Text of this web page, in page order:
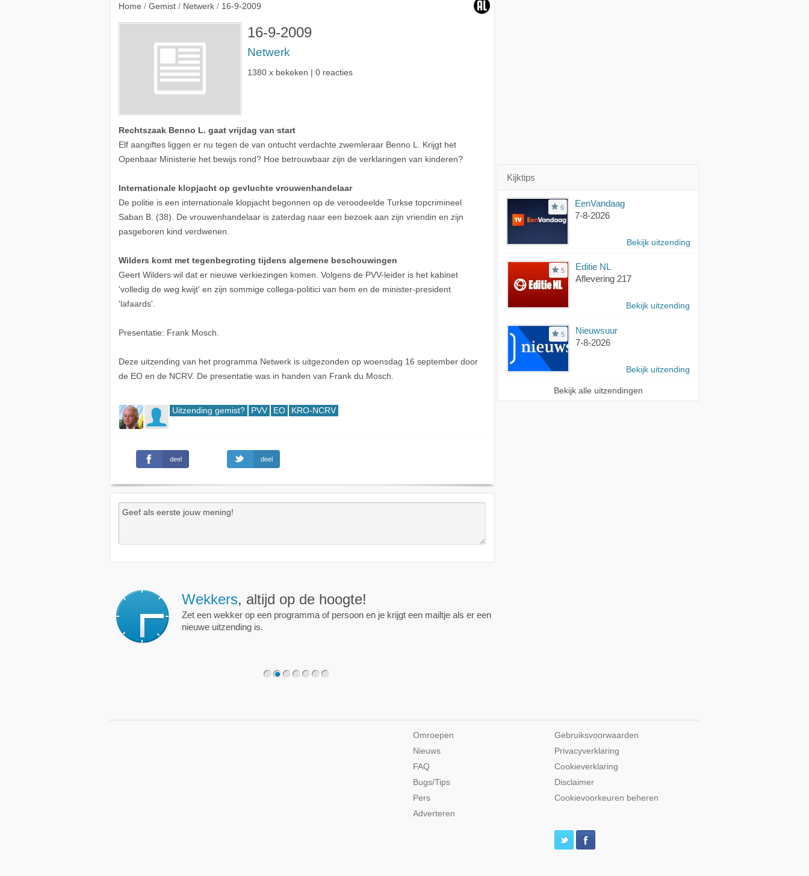
Home / Gemist / Netwerk / 16-9-2009
16-9-2009
Netwerk
1380 x bekeken | 0 reacties
Rechtszaak Benno L. gaat vrijdag van start
Elf aangiftes liggen er nu tegen de van ontucht verdachte zwemleraar Benno L. Krijgt het
Openbaar Ministerie het bewijs rond? Hoe betrouwbaar zijn de verklaringen van kinderen?
Internationale klopjacht op gevluchte vrouwenhandelaar
De politie is een internationale klopjacht begonnen op de veroodeelde Turkse topcrimineel
Saban B. (38). De vrouwenhandelaar is zaterdag naar een bezoek aan zijn vriendin en zijn
pasgeboren kind verdwenen.
Wilders komt met tegenbegroting tijdens algemene beschouwingen
Geert Wilders wil dat er nieuwe verkiezingen komen. Volgens de PVV-leider is het kabinet
'volledig de weg kwijt' en zijn sommige collega-politici van hem en de minister-president
'lafaards'.
Presentatie: Frank Mosch.
Deze uitzending van het programma Netwerk is uitgezonden op woensdag 16 september door
de EO en de NCRV. De presentatie was in handen van Frank du Mosch.
Uitzending gemist? PVV EO KRO-NCRV
deel deel
Kijktips
6
EenVandaag
7-8-2026
Bekijk uitzending
5
Editie NL
Aflevering 217
Bekijk uitzending
5
Nieuwsuur
7-8-2026
Bekijk uitzending
Bekijk alle uitzendingen
Wekkers, altijd op de hoogte!
Zet een wekker op een programma of persoon en je krijgt een mailtje als er een
nieuwe uitzending is.
Omroepen
Nieuws
FAQ
Bugs/Tips
Pers
Adverteren
Gebruiksvoorwaarden
Privacyverklaring
Cookieverklaring
Disclaimer
Cookievoorkeuren beheren